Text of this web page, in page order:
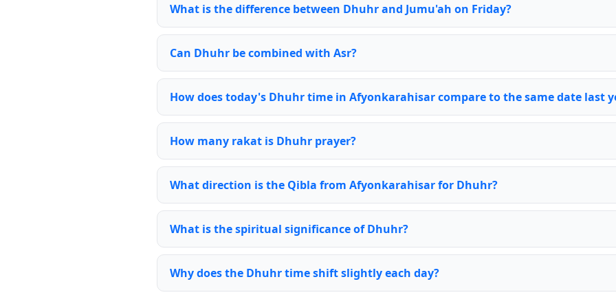
What is the difference between Dhuhr and Jumu'ah on Friday?
Can Dhuhr be combined with Asr?
How does today's Dhuhr time in Afyonkarahisar compare to the same date last
How many rakat is Dhuhr prayer?
What direction is the Qibla from Afyonkarahisar for Dhuhr?
What is the spiritual significance of Dhuhr?
Why does the Dhuhr time shift slightly each day?